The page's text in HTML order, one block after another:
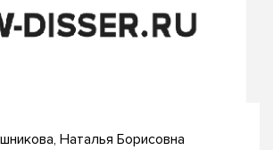
Наталья Борисовна